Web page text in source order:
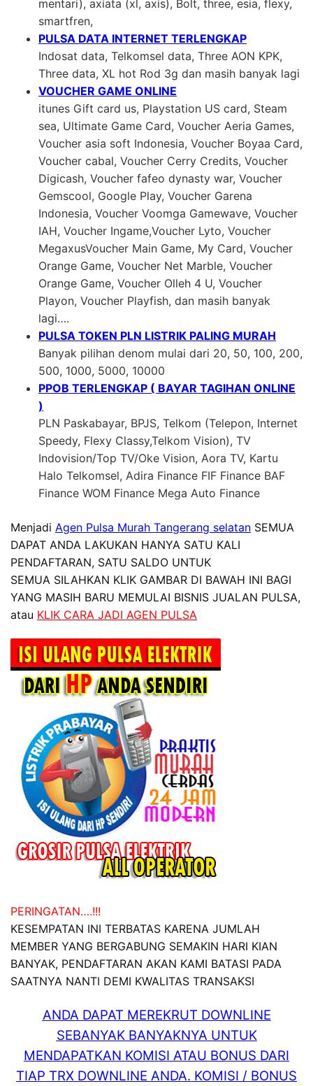
mentari), axiata (xl, axis), Bolt, three, esia, flexy,
smartfren,
PULSA DATA INTERNET TERLENGKAP
Indosat data, Telkomsel data, Three AON KPK,
Three data, XL hot Rod 3g dan masih banyak lagi
VOUCHER GAME ONLINE
itunes Gift card us, Playstation US card, Steam
sea, Ultimate Game Card, Voucher Aeria Games,
Voucher asia soft Indonesia, Voucher Boyaa Card,
Voucher cabal, Voucher Cerry Credits, Voucher
Digicash, Voucher fafeo dynasty war, Voucher
Gemscool, Google Play, Voucher Garena
Indonesia, Voucher Voomga Gamewave, Voucher
IAH, Voucher Ingame,Voucher Lyto, Voucher
MegaxusVoucher Main Game, My Card, Voucher
Orange Game, Voucher Net Marble, Voucher
Orange Game, Voucher Olleh 4 U, Voucher
Playon, Voucher Playfish, dan masih banyak
lagi….
PULSA TOKEN PLN LISTRIK PALING MURAH
Banyak pilihan denom mulai dari 20, 50, 100, 200,
500, 1000, 5000, 10000
PPOB TERLENGKAP ( BAYAR TAGIHAN ONLINE
)
PLN Paskabayar, BPJS, Telkom (Telepon, Internet
Speedy, Flexy Classy,Telkom Vision), TV
Indovision/Top TV/Oke Vision, Aora TV, Kartu
Halo Telkomsel, Adira Finance FIF Finance BAF
Finance WOM Finance Mega Auto Finance
Menjadi Agen Pulsa Murah Tangerang selatan SEMUA
DAPAT ANDA LAKUKAN HANYA SATU KALI
PENDAFTARAN, SATU SALDO UNTUK
SEMUA SILAHKAN KLIK GAMBAR DI BAWAH INI BAGI
YANG MASIH BARU MEMULAI BISNIS JUALAN PULSA,
atau KLIK CARA JADI AGEN PULSA
PERINGATAN….!!!
KESEMPATAN INI TERBATAS KARENA JUMLAH
MEMBER YANG BERGABUNG SEMAKIN HARI KIAN
BANYAK, PENDAFTARAN AKAN KAMI BATASI PADA
SAATNYA NANTI DEMI KWALITAS TRANSAKSI
ANDA DAPAT MEREKRUT DOWNLINE
SEBANYAK BANYAKNYA UNTUK
MENDAPATKAN KOMISI ATAU BONUS DARI
TIAP TRX DOWNLINE ANDA. KOMISI / BONUS